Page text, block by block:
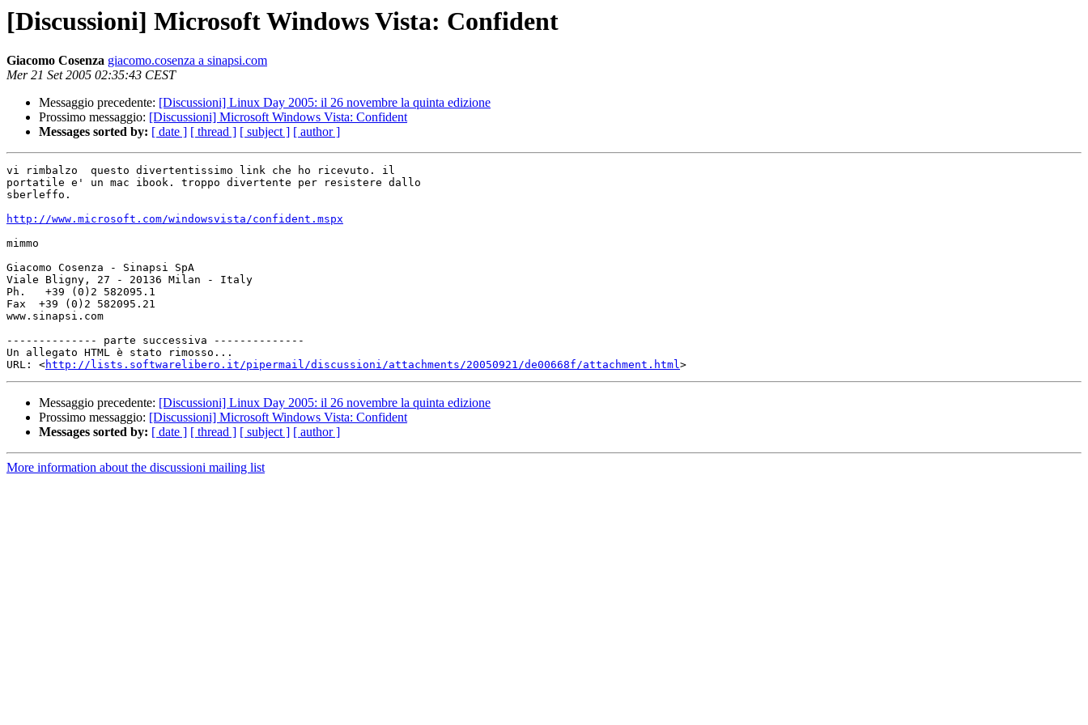
[Discussioni] Microsoft Windows Vista: Confident
Giacomo Cosenza giacomo.cosenza a sinapsi.com
Mer 21 Set 2005 02:35:43 CEST
Messaggio precedente: [Discussioni] Linux Day 2005: il 26 novembre la quinta edizione
Prossimo messaggio: [Discussioni] Microsoft Windows Vista: Confident
Messages sorted by: [ date ] [ thread ] [ subject ] [ author ]
vi rimbalzo  questo divertentissimo link che ho ricevuto. il
portatile e' un mac ibook. troppo divertente per resistere dallo
sberleffo.
http://www.microsoft.com/windowsvista/confident.mspx
mimmo
Giacomo Cosenza - Sinapsi SpA
Viale Bligny, 27 - 20136 Milan - Italy
Ph.   +39 (0)2 582095.1
Fax  +39 (0)2 582095.21
www.sinapsi.com
-------------- parte successiva --------------
Un allegato HTML è stato rimosso...
URL: <http://lists.softwarelibero.it/pipermail/discussioni/attachments/20050921/de00668f/attachment.html
Messaggio precedente: [Discussioni] Linux Day 2005: il 26 novembre la quinta edizione
Prossimo messaggio: [Discussioni] Microsoft Windows Vista: Confident
Messages sorted by: [ date ] [ thread ] [ subject ] [ author ]
More information about the discussioni mailing list